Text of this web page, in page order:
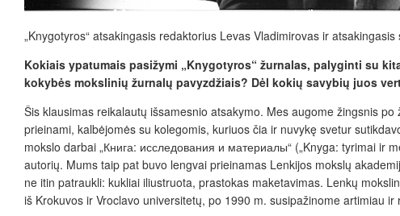
„Knygotyros“ atsakingasis redaktorius Levas Vladimirovas ir
Kokiais ypatumais pasižymi „Knygotyros“ žurnalas, palyginti su
kokybės mokslinių žurnalų pavyzdžiais? Dėl kokių savybių juos
Šis klausimas reikalautų išsamesnio atsakymo. Mes augome žingsnis po
prieinami, kalbėjomės su kolegomis, kuriuos čia ir nuvykę svetur
mokslo darbai „Книга: исследования и материалы“ („Knyga: tyrimai ir
autorių. Mums taip pat buvo lengvai prieinamas Lenkijos mokslų
ne itin patraukli: kukliai iliustruota, prastokas maketavimas. Lenkų
iš Krokuvos ir Vroclavo universitetų, po 1990 m. susipažinome artimiau